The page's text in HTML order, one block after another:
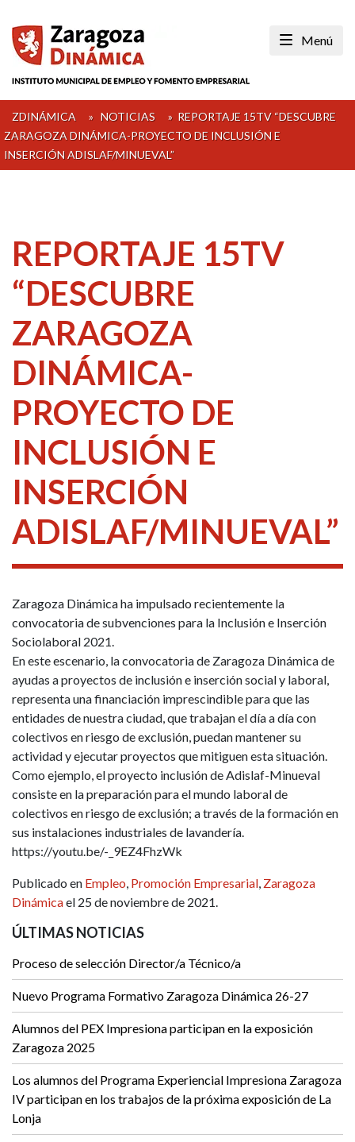
content
Menú
ZDINÁMICA » NOTICIAS » REPORTAJE 15TV “DESCUBRE
ZARAGOZA DINÁMICA-PROYECTO DE INCLUSIÓN E
INSERCIÓN ADISLAF/MINUEVAL”
REPORTAJE 15TV
“DESCUBRE
ZARAGOZA
DINÁMICA-
PROYECTO DE
INCLUSIÓN E
INSERCIÓN
ADISLAF/MINUEVAL”
Zaragoza Dinámica ha impulsado recientemente la
convocatoria de subvenciones para la Inclusión e Inserción
Sociolaboral 2021.
En este escenario, la convocatoria de Zaragoza Dinámica de
ayudas a proyectos de inclusión e inserción social y laboral,
representa una financiación imprescindible para que las
entidades de nuestra ciudad, que trabajan el día a día con
colectivos en riesgo de exclusión, puedan mantener su
actividad y ejecutar proyectos que mitiguen esta situación.
Como ejemplo, el proyecto inclusión de Adislaf-Minueval
consiste en la preparación para el mundo laboral de
colectivos en riesgo de exclusión; a través de la formación en
sus instalaciones industriales de lavandería.
https://youtu.be/-_9EZ4FhzWk
Publicado en Empleo, Promoción Empresarial, Zaragoza
Dinámicael 25 de noviembre de 2021.
ÚLTIMAS NOTICIAS
Proceso de selección Director/a Técnico/a
Nuevo Programa Formativo Zaragoza Dinámica 26-27
Alumnos del PEX Impresiona participan en la exposición
Zaragoza 2025
Los alumnos del Programa Experiencial Impresiona Zaragoza
IV participan en los trabajos de la próxima exposición de La
Lonja